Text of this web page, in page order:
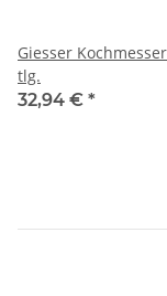
Giesser
tlg.
32,94 € *